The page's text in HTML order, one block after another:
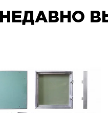
НЕДАВНО